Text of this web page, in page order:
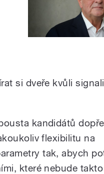
si dveře kvůli
kandidátů
flexibilitu na
tak, abych
které nebude takto